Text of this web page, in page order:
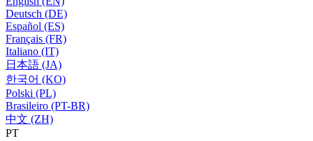
Deutsch (DE)
Español (ES)
Français (FR)
Italiano (IT)
日本語 (JA)
한국어 (KO)
Polski (PL)
Brasileiro (PT-BR)
中文 (ZH)
PT